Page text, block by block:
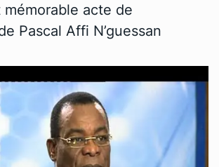
acte de
Pascal Affi N’guessan